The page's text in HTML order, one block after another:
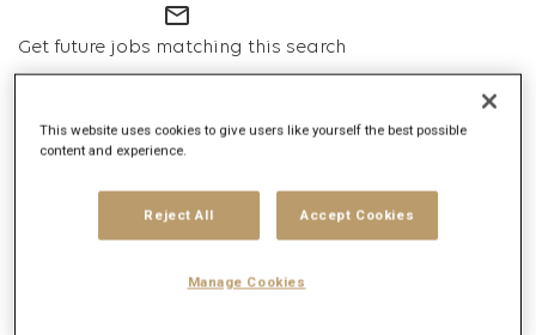
mail_outline
Get future jobs matching this search
Job Description
Company description
This website uses cookies to give users like yourself the best possible
content and experience.
Reject All Accept Cookies
Manage Cookies